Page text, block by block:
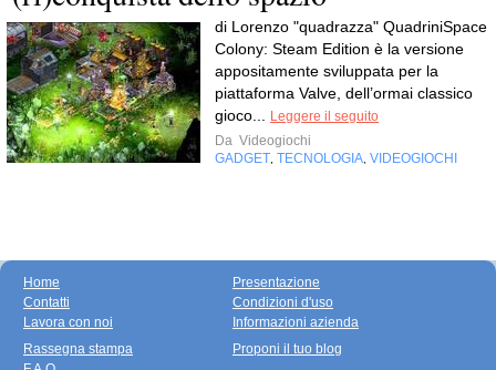
di Lorenzo "quadrazza" QuadriniSpace
Colony: Steam Edition è la versione
appositamente sviluppata per la
piattaforma Valve, dell’ormai classico
gioco... Leggere il seguito
Da Videogiochi
GADGET, TECNOLOGIA, VIDEOGIOCHI
Home
Contatti
Lavora con noi
Presentazione
Condizioni d'uso
Informazioni azienda
Rassegna stampa
Proponi il tuo blog